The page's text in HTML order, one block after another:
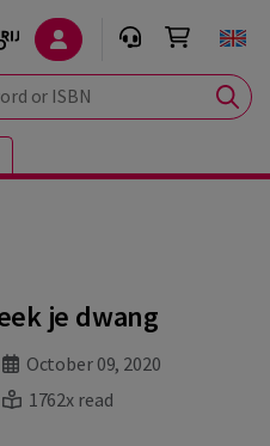
je dwang
October 09, 2020
1762x read